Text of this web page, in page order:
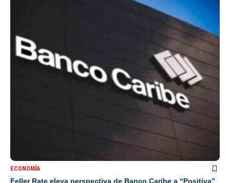
ECONOMÍA
Feller Rate eleva perspectiva de Banco Caribe a “Positiva”